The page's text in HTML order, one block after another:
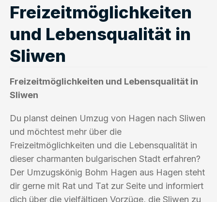
Freizeitmöglichkeiten
und Lebensqualität in
Sliwen
Freizeitmöglichkeiten und Lebensqualität in
Sliwen
Du planst deinen Umzug von Hagen nach Sliwen
und möchtest mehr über die
Freizeitmöglichkeiten und die Lebensqualität in
dieser charmanten bulgarischen Stadt erfahren?
Der Umzugskönig Bohm Hagen aus Hagen steht
dir gerne mit Rat und Tat zur Seite und informiert
dich über die vielfältigen Vorzüge, die Sliwen zu